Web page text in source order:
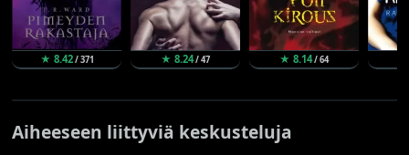
★ 8.42/ 371 ★ 8.24/ 47 ★ 8.14/ 64
Aiheeseen liittyviä keskusteluja